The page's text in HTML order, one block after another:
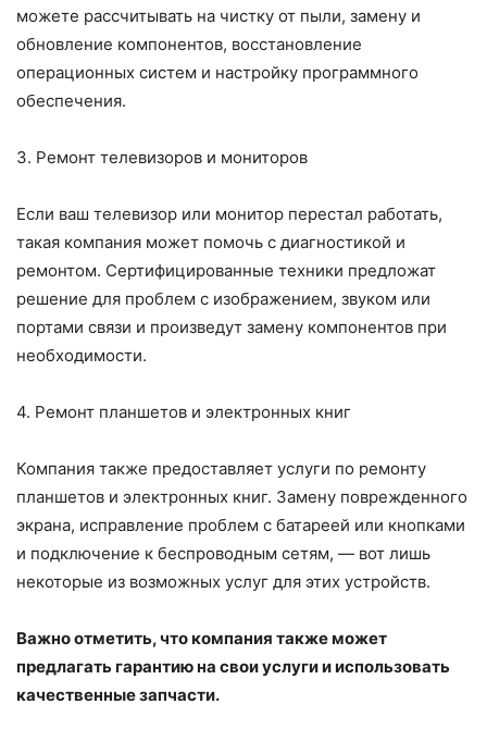
можете рассчитывать на чистку от пыли, замену и
обновление компонентов, восстановление
операционных систем и настройку программного
обеспечения.
3. Ремонт телевизоров и мониторов
Если ваш телевизор или монитор перестал работать,
такая компания может помочь с диагностикой и
ремонтом. Сертифицированные техники предложат
решение для проблем с изображением, звуком или
портами связи и произведут замену компонентов при
необходимости.
4. Ремонт планшетов и электронных книг
Компания также предоставляет услуги по ремонту
планшетов и электронных книг. Замену поврежденного
экрана, исправление проблем с батареей или кнопками
и подключение к беспроводным сетям, — вот лишь
некоторые из возможных услуг для этих устройств.
Важно отметить, что компания также может
предлагать гарантию на свои услуги и использовать
качественные запчасти.